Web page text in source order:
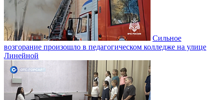
Сильное
возгорание произошло в педагогическом колледже на улице
Линейной